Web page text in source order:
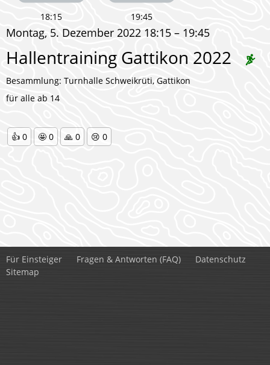
Service
Verein
Feedback geben
18:15 19:45
Montag, 5. Dezember 2022 18:15 – 19:45
Hallentraining Gattikon 2022
Besammlung: Turnhalle Schweikrüti, Gattikon
für alle ab 14
👍 0 🤩 0 🙏 0 😢 0
Für Einsteiger Fragen & Antworten (FAQ)
Datenschutz
Sitemap